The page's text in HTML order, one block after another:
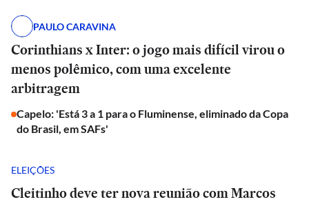
PAULO CARAVINA
Corinthians x Inter: o jogo mais difícil virou o
menos polêmico, com uma excelente
arbitragem
Capelo: 'Está 3 a 1 para o Fluminense, eliminado da Copa
do Brasil, em SAFs'
ELEIÇÕES
Cleitinho deve ter nova reunião com Marcos